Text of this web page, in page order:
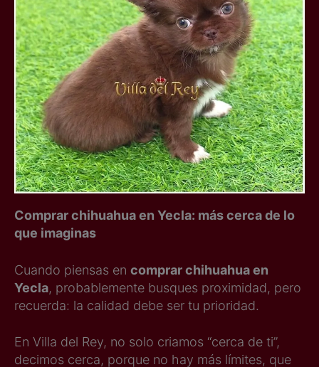
Comprar chihuahua en Yecla: más cerca de lo
que imaginas
Cuando piensas en comprar chihuahua en
Yecla, probablemente busques proximidad, pero
recuerda: la calidad debe ser tu prioridad.
En Villa del Rey, no solo criamos “cerca de ti”,
decimos cerca, porque no hay más límites, que